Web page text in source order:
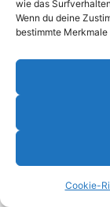
wie das
Wenn du deine
bestimmte
Cookie-
© 2026 Janis